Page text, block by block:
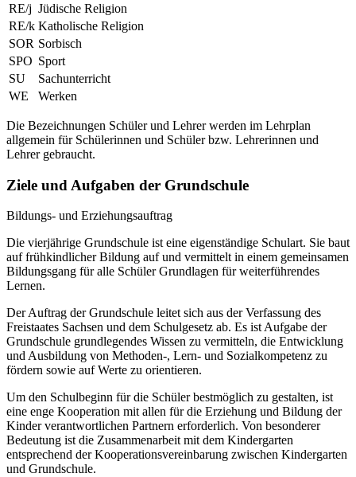
RE/j Jüdische Religion
RE/k Katholische Religion
SOR Sorbisch
SPO Sport
SU
Sachunterricht
WE
Werken
Die Bezeichnungen Schüler und Lehrer werden im Lehrplan
allgemein für Schülerinnen und Schüler bzw. Lehrerinnen und
Lehrer gebraucht.
Ziele und Aufgaben der Grundschule
Bildungs- und Erziehungsauftrag
Die vierjährige Grundschule ist eine eigenständige Schulart. Sie baut
auf frühkindlicher Bildung auf und vermittelt in einem gemeinsamen
Bildungsgang für alle Schüler Grundlagen für weiterführendes
Lernen.
Der Auftrag der Grundschule leitet sich aus der Verfassung des
Freistaates Sachsen und dem Schulgesetz ab. Es ist Aufgabe der
Grundschule grundlegendes Wissen zu vermitteln, die Entwicklung
und Ausbildung von Methoden-, Lern- und Sozialkompetenz zu
fördern sowie auf Werte zu orientieren.
Um den Schulbeginn für die Schüler bestmöglich zu gestalten, ist
eine enge Kooperation mit allen für die Erziehung und Bildung der
Kinder verantwortlichen Partnern erforderlich. Von besonderer
Bedeutung ist die Zusammenarbeit mit dem Kindergarten
entsprechend der Kooperationsvereinbarung zwischen Kindergarten
und Grundschule.